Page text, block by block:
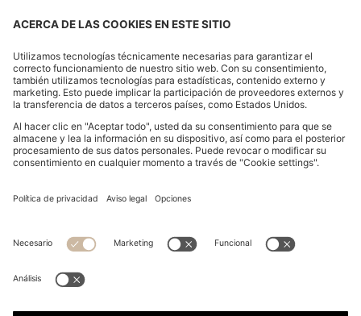
Declarar la revocación FAQs Aviso legalDeclaración de Privacidad
Declaración de accesibilidad
Declaración de Privacidad HUGO BOSS EXPERIENCE
Declaración de Privacidad HUGO BOSS Newsletter